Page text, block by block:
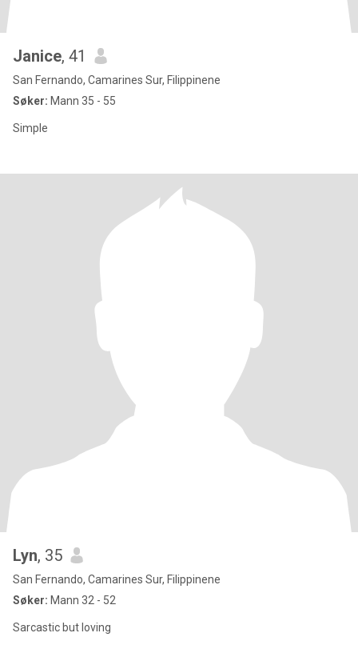
Janice, 41
San Fernando, Camarines Sur, Filippinene
Søker: Mann 35 - 55
Simple
Lyn, 35
San Fernando, Camarines Sur, Filippinene
Søker: Mann 32 - 52
Sarcastic but loving